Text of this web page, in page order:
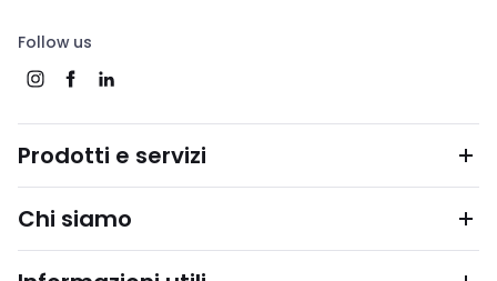
Follow us
Prodotti e servizi
Chi siamo